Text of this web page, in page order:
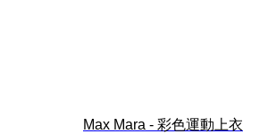
Max Mara - 彩色運動上衣